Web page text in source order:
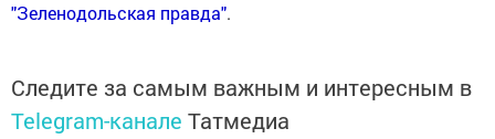
"Зеленодольская правда".
Следите за самым важным и интересным в
Telegram-канале Татмедиа